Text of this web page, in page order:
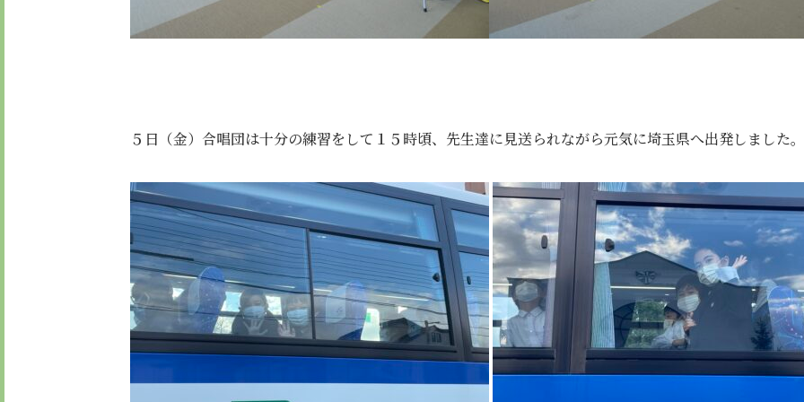
５日（金）合唱団は十分の練習をして１５時頃、先生達に見送られながら元気に埼玉県へ出発しました。